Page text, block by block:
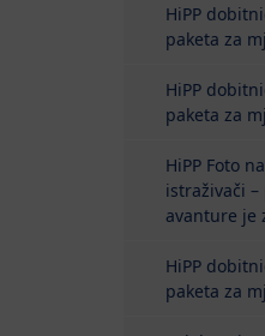
HiPP
paketa za
HiPP
paketa za
HiPP Foto
istraživači
avanture je
HiPP
paketa za